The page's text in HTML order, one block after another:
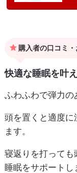
購入者の口コミ・
快適な睡眠を叶
ふわふわで弾力の
頭を置くと適度
ます。
寝返りを打って
睡眠をサポートし